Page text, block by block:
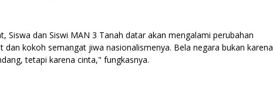
Siswa dan Siswi MAN 3 Tanah datar akan mengalami perubahan
dan kokoh semangat jiwa nasionalismenya. Bela negara bukan karena
tetapi karena cinta," fungkasnya.